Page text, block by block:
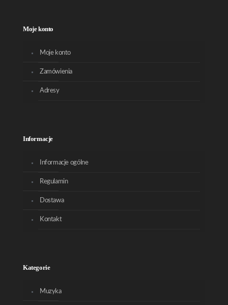
Moje konto
Moje konto
Zamówienia
Adresy
Informacje
Informacje ogólne
Regulamin
Dostawa
Kontakt
Kategorie
Muzyka